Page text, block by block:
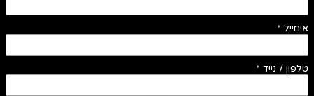
אימייל *
טלפון / נייד *